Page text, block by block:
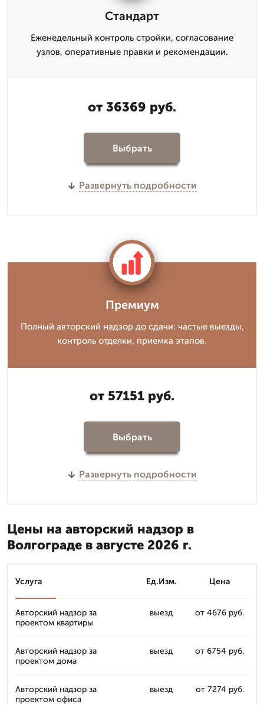
Стандарт
Еженедельный контроль стройки, согласование
узлов, оперативные правки и рекомендации.
от 36369 руб.
Выбрать
Развернуть подробности
Премиум
Полный авторский надзор до сдачи: частые выезды,
контроль отделки, приемка этапов.
от 57151 руб.
Выбрать
Развернуть подробности
Цены на авторский надзор в
Волгограде в августе 2026 г.
Услуга Ед.Изм. Цена
Авторский надзор за
проектом квартиры
выезд от 4676 руб.
Авторский надзор за
проектом дома
выезд от 6754 руб.
Авторский надзор за
проектом офиса
выезд от 7274 руб.